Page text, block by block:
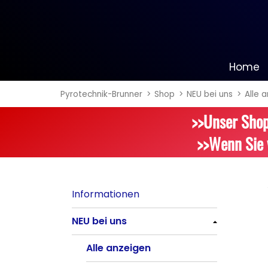
Home
Alle anzeigen
Alle anzeigen
Pyrotechnik-Brunner Shop NEU bei uns Alle
>>Unser
>>Wenn
Informationen
NEU bei uns
Alle anzeigen